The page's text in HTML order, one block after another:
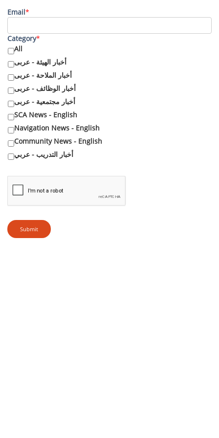
Email*
Category*
All
أخبار الهيئة - عربى
أخبار الملاحة - عربى
أخبار الوظائف - عربى
أخبار مجتمعية - عربى
SCA News - English
Navigation News - English
Community News - English
أخبار التدريب - عربي